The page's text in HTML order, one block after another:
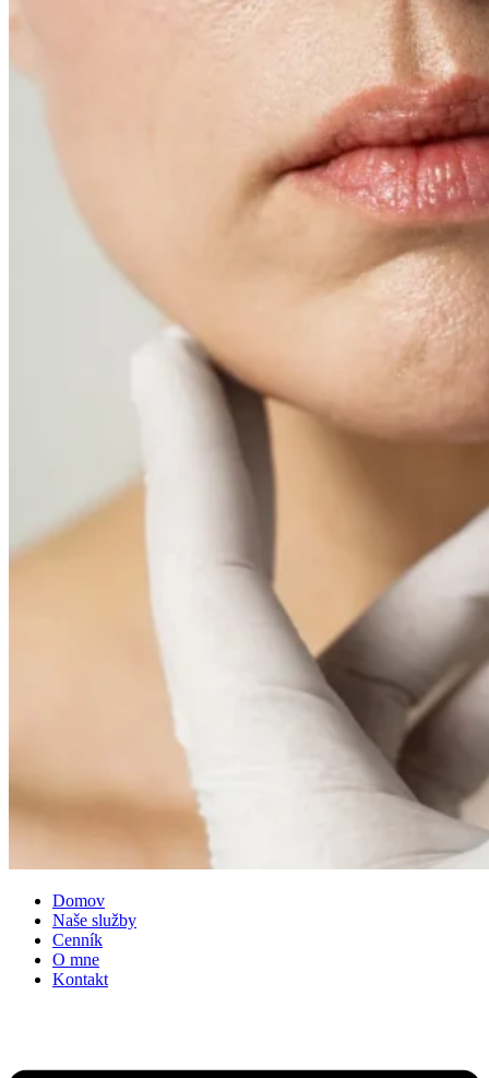
Domov
Naše služby
Cenník
O mne
Kontakt